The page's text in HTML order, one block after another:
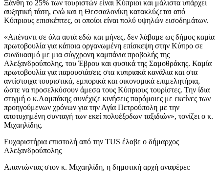
Ξάνθη το 25% των τουριστών είναι Κύπριοι και μάλιστα υπάρχει
αυξητική τάση, ενώ και η Θεσσαλονίκη κατακλύζεται από
Κύπριους επισκέπτες, οι οποίοι είναι πολύ υψηλών εισοδημάτων.
«Απέναντι σε όλα αυτά εδώ και μήνες, δεν λάβαμε ως δήμος καμία
πρωτοβουλία για κάποια οργανωμένη επίσκεψη στην Κύπρο σε
συνδυασμό με μια σύγχρονη καμπάνια προβολής της
Αλεξανδρούπολης, του Έβρου και φυσικά της Σαμοθράκης. Καμία
πρωτοβουλία για παρουσιάσεις στα κυπριακά κανάλια και στα
αντίστοιχα τουριστικά, εμπορικά και οικονομικά επιμελητήρια,
ώστε να προσελκύσουν άμεσα τους Κύπριους τουρίστες. Την ίδια
στιγμή ο κ.Λαμπάκης συνέχιζε κινήσεις παρόμοιες με εκείνες των
προηγούμενων χρόνων για την Αγία Πετρούπολη με την
αποτυχημένη συνταγή των εκεί πολυέξοδων ταξιδιών», τονίζει ο κ.
Μιχαηλίδης.
Ευχαριστήρια επιστολή από την TUS έλαβε ο δήμαρχος
Αλεξανδρούπολης
Απαντώντας στον κ. Μιχαηλίδη, η δημοτική αρχή αναφέρει: